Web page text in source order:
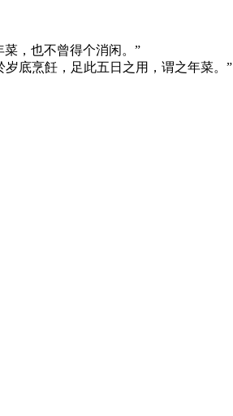
，也不曾得个消闲。”
底烹飪，足此五日之用，谓之年菜。”